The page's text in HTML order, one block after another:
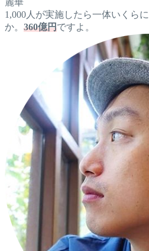
麗華
1,000人が実施したら一体いくら
か。 360億円ですよ。